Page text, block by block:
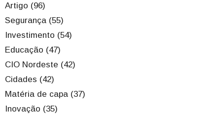
Artigo (96)
Segurança (55)
Investimento (54)
Educação (47)
CIO Nordeste (42)
Cidades (42)
Matéria de capa (37)
Inovação (35)